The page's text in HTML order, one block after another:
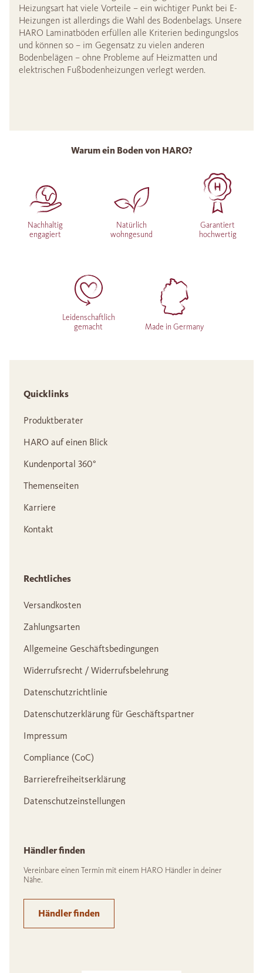
Heizungsart hat viele Vorteile – ein wichtiger Punkt bei E-
Heizungen ist allerdings die Wahl des Bodenbelags. Unsere
HARO Laminatböden erfüllen alle Kriterien bedingungslos
und können so – im Gegensatz zu vielen anderen
Bodenbelägen – ohne Probleme auf Heizmatten und
elektrischen Fußbodenheizungen verlegt werden.
Warum ein Boden von HARO?
Nachhaltig
engagiert
Natürlich
wohngesund
Garantiert
hochwertig
Leidenschaftlich
gemacht
Made in Germany
Quicklinks
Produktberater
HARO auf einen Blick
Kundenportal 360°
Themenseiten
Karriere
Kontakt
Rechtliches
Versandkosten
Zahlungsarten
Allgemeine Geschäftsbedingungen
Widerrufsrecht / Widerrufsbelehrung
Datenschutzrichtlinie
Datenschutzerklärung für Geschäftspartner
Impressum
Compliance (CoC)
Barrierefreiheitserklärung
Datenschutzeinstellungen
Händler finden
Vereinbare einen Termin mit einem HARO Händler in deiner
Nähe.
Händler finden